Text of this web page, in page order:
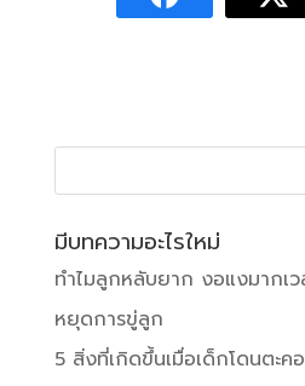
มีบทความอะไรใหม่
ทำไมลูกหลับยาก งอแงมากเว
หยุดการขู่ลูก
5 สิ่งที่เกิดขึ้นเมื่อเด็กโดนตะค